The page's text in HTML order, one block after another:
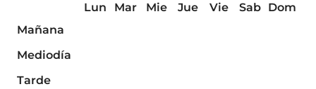
Lun Mar Mie Jue Vie Sab
Dom
Mañana
Mediodía
Tarde